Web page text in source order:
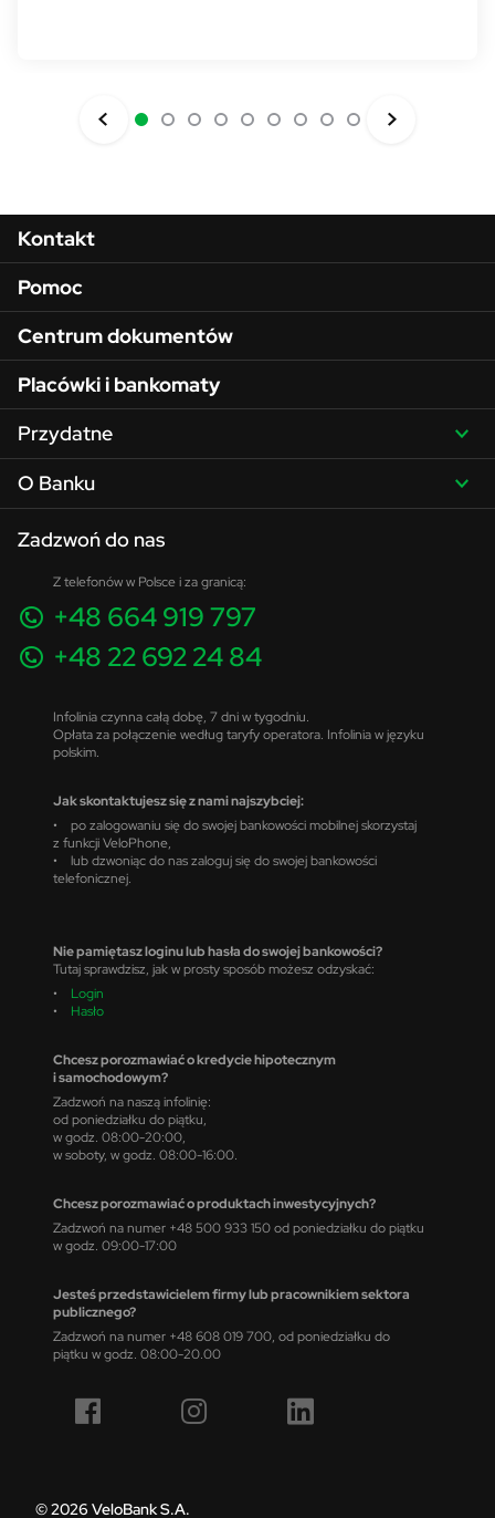
Menu w stopce
Kontakt
Pomoc
Centrum dokumentów
Placówki i bankomaty
Przydatne
O Banku
Zadzwoń do nas
Z telefonów w Polsce i za granicą:
+48 664 919 797
+48 22 692 24 84
Infolinia czynna całą dobę, 7 dni w tygodniu.
Opłata za połączenie według taryfy operatora. Infolinia w języku
polskim.
Jak skontaktujesz się z nami najszybciej:
• po zalogowaniu się do swojej bankowości mobilnej skorzystaj
z funkcji VeloPhone,
• lub dzwoniąc do nas zaloguj się do swojej bankowości
telefonicznej.
Nie pamiętasz loginu lub hasła do swojej bankowości?
Tutaj sprawdzisz, jak w prosty sposób możesz odzyskać:
• Login
• Hasło
Chcesz porozmawiać o kredycie hipotecznym
i samochodowym?
Zadzwoń na naszą infolinię:
od poniedziałku do piątku,
w godz. 08:00-20:00,
w soboty, w godz. 08:00-16:00.
Chcesz porozmawiać o produktach inwestycyjnych?
Zadzwoń na numer +48 500 933 150 od poniedziałku do piątku
w godz. 09:00-17:00
Jesteś przedstawicielem firmy lub pracownikiem sektora
publicznego?
Zadzwoń na numer +48 608 019 700, od poniedziałku do
piątku w godz. 08:00-20.00
© 2026 VeloBank S.A.